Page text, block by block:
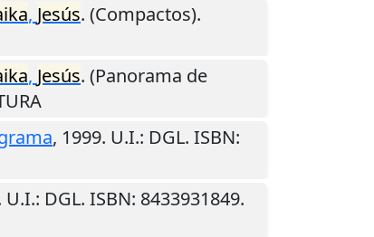
, Jesús. (Compactos).
, Jesús. (Panorama de
, 1999. U.I.: DGL. ISBN:
U.I.: DGL. ISBN: 8433931849.